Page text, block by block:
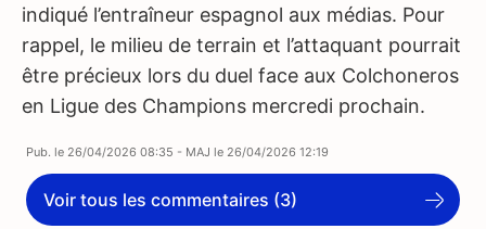
indiqué l’entraîneur espagnol aux médias. Pour
rappel, le milieu de terrain et l’attaquant pourrait
être précieux lors du duel face aux Colchoneros
en Ligue des Champions mercredi prochain.
Pub. le 26/04/2026 08:35 - MAJ le 26/04/2026 12:19
Voir tous les commentaires (3)